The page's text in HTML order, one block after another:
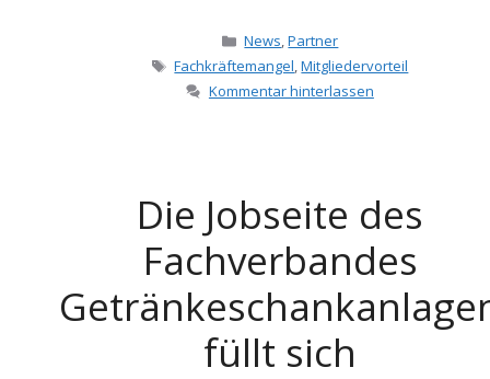
Kategorien
News,Partner
Schlagwörter
Fachkräftemangel,Mitgliedervorteil
Kommentar hinterlassen
Die Jobseite des
Fachverbandes
füllt sich